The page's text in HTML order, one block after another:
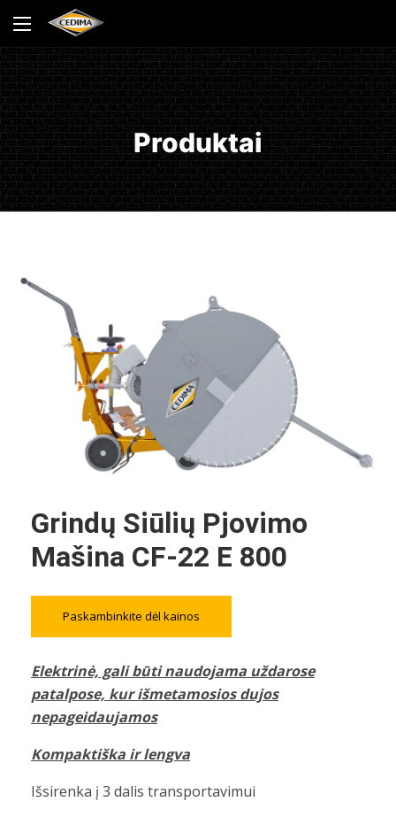
Produktai
Grindų Siūlių Pjovimo
Mašina CF-22 E 800
Paskambinkite dėl kainos
Elektrinė, gali būti naudojama uždarose
patalpose, kur išmetamosios dujos
nepageidaujamos
Kompaktiška ir lengva
Išsirenka į 3 dalis transportavimui